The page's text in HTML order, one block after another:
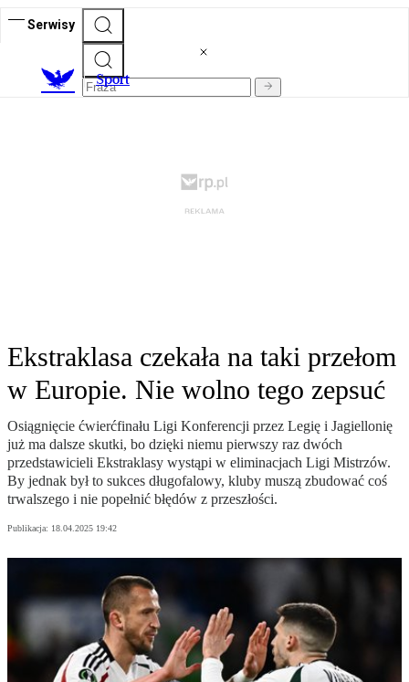
Serwisy
Sport
Ekstraklasa czekała na taki przełom
w Europie. Nie wolno tego zepsuć
Osiągnięcie ćwierćfinału Ligi Konferencji przez Legię i Jagiellonię
już ma dalsze skutki, bo dzięki niemu pierwszy raz dwóch
przedstawicieli Ekstraklasy wystąpi w eliminacjach Ligi Mistrzów.
By jednak był to sukces długofalowy, kluby muszą zbudować coś
trwalszego i nie popełnić błędów z przeszłości.
Publikacja: 18.04.2025 19:42